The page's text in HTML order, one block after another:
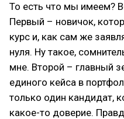
То есть что мы имеем?
Первый – новичок,
курс и, как сам же
нуля. Ну такое,
мне. Второй – главный
единого кейса в
только один кандидат,
какое-то доверие.